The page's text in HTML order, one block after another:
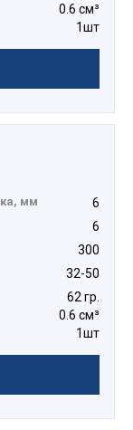
0.6 см³
1шт
мм 6
6
300
32-50
62 гр.
0.6 см³
1шт